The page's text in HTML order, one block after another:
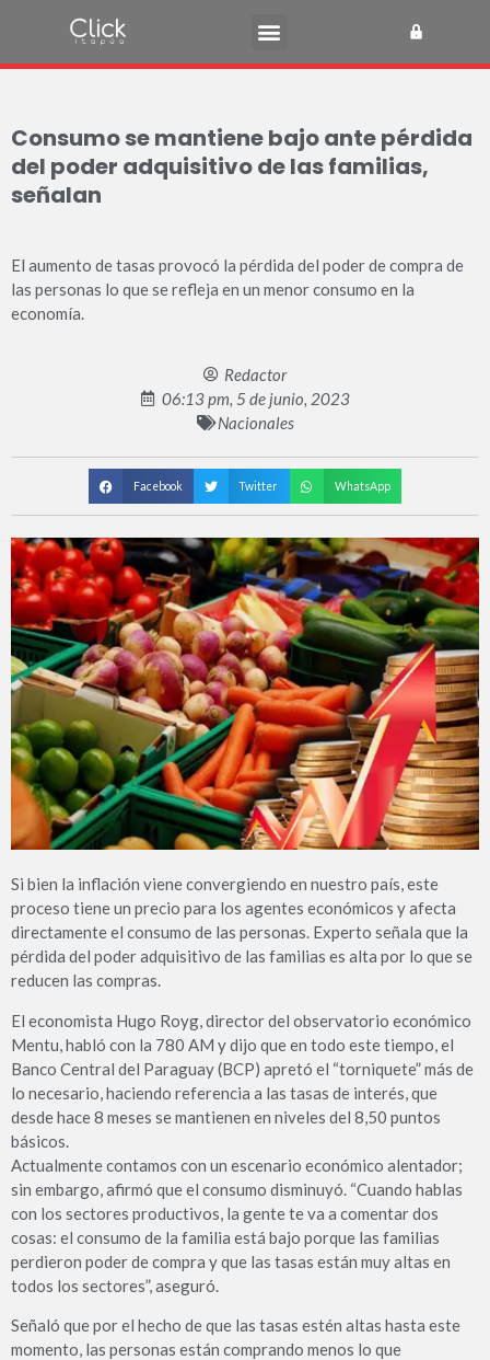
Consumo se mantiene bajo ante pérdida
del poder adquisitivo de las familias,
señalan
El aumento de tasas provocó la pérdida del poder de compra de
las personas lo que se refleja en un menor consumo en la
economía.
Redactor
06:13 pm, 5 de junio, 2023
Nacionales
Facebook Twitter WhatsApp
Si bien la inflación viene convergiendo en nuestro país, este
proceso tiene un precio para los agentes económicos y afecta
directamente el consumo de las personas. Experto señala que la
pérdida del poder adquisitivo de las familias es alta por lo que se
reducen las compras.
El economista Hugo Royg, director del observatorio económico
Mentu, habló con la 780 AM y dijo que en todo este tiempo, el
Banco Central del Paraguay (BCP) apretó el “torniquete” más de
lo necesario, haciendo referencia a las tasas de interés, que
desde hace 8 meses se mantienen en niveles del 8,50 puntos
básicos.
Actualmente contamos con un escenario económico alentador;
sin embargo, afirmó que el consumo disminuyó. “Cuando hablas
con los sectores productivos, la gente te va a comentar dos
cosas: el consumo de la familia está bajo porque las familias
perdieron poder de compra y que las tasas están muy altas en
todos los sectores”, aseguró.
Señaló que por el hecho de que las tasas estén altas hasta este
momento, las personas están comprando menos lo que